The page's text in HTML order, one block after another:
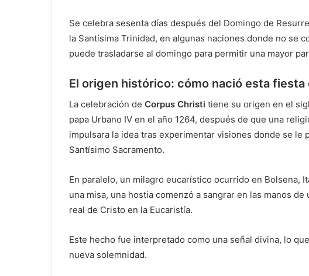
Se celebra sesenta días después del Domingo de
la Santísima Trinidad, en algunas naciones donde no se
puede trasladarse al domingo para permitir una mayor
El origen histórico: cómo nació esta fiesta
La celebración de Corpus Christi tiene su origen en el
papa Urbano IV en el año 1264, después de que una
impulsara la idea tras experimentar visiones donde se le
Santísimo Sacramento.
En paralelo, un milagro eucarístico ocurrido en Bolsena,
una misa, una hostia comenzó a sangrar en las manos
real de Cristo en la Eucaristía.
Este hecho fue interpretado como una señal divina, lo
nueva solemnidad.